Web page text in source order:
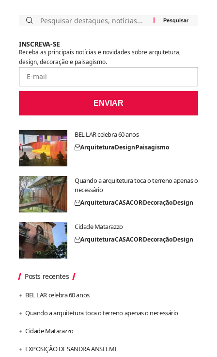
INSCREVA-SE
Receba as principais notícias e novidades sobre arquitetura,
design, decoração e paisagismo.
ENVIAR
BEL LAR celebra 60 anos
ArquiteturaDesignPaisagismo
Quando a arquitetura toca o terreno apenas o
necessário
ArquiteturaCASACORDecoraçãoDesign
Cidade Matarazzo
ArquiteturaCASACORDecoraçãoDesign
Posts recentes
BEL LAR celebra 60 anos
Quando a arquitetura toca o terreno apenas o necessário
Cidade Matarazzo
EXPOSIÇÃO DE SANDRA ANSELMI